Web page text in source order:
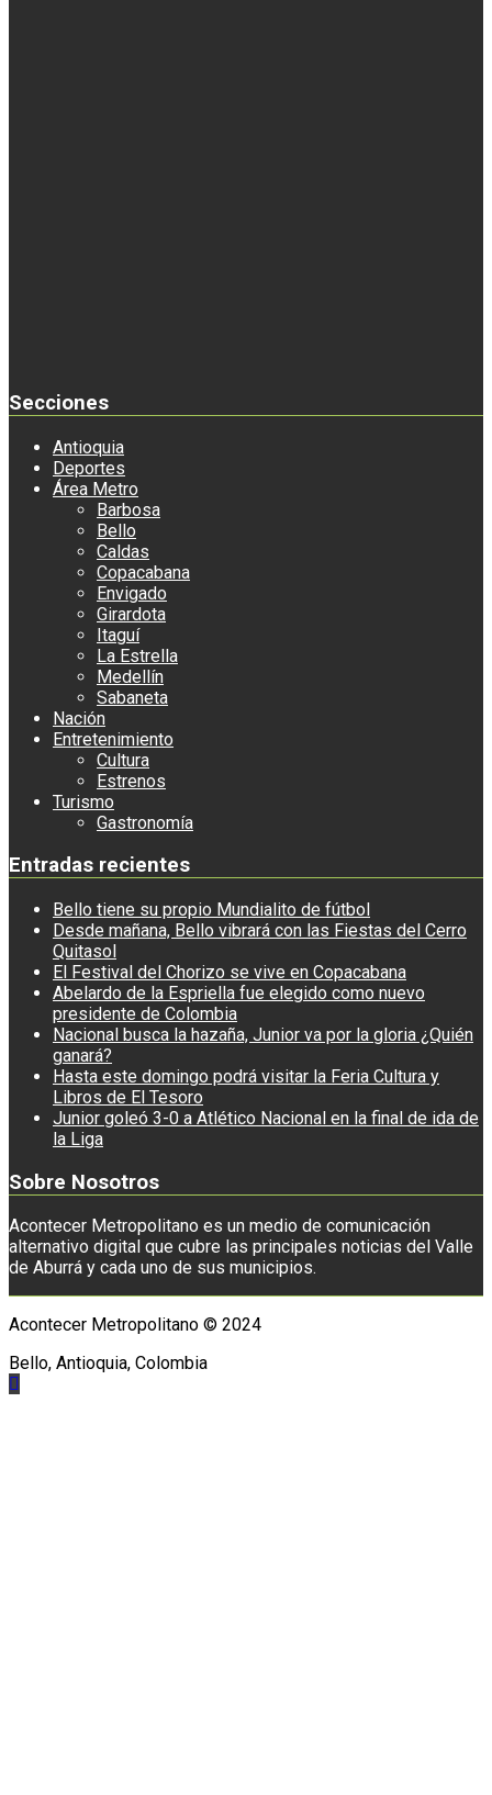
Secciones
Antioquia
Deportes
Área Metro
Barbosa
Bello
Caldas
Copacabana
Envigado
Girardota
Itaguí
La Estrella
Medellín
Sabaneta
Nación
Entretenimiento
Cultura
Estrenos
Turismo
Gastronomía
Entradas recientes
Bello tiene su propio Mundialito de fútbol
Desde mañana, Bello vibrará con las Fiestas del Cerro
Quitasol
El Festival del Chorizo se vive en Copacabana
Abelardo de la Espriella fue elegido como nuevo
presidente de Colombia
Nacional busca la hazaña, Junior va por la gloria ¿Quién
ganará?
Hasta este domingo podrá visitar la Feria Cultura y
Libros de El Tesoro
Junior goleó 3-0 a Atlético Nacional en la final de ida de
la Liga
Sobre Nosotros
Acontecer Metropolitano es un medio de comunicación
alternativo digital que cubre las principales noticias del Valle
de Aburrá y cada uno de sus municipios.
Acontecer Metropolitano © 2024
Bello, Antioquia, Colombia